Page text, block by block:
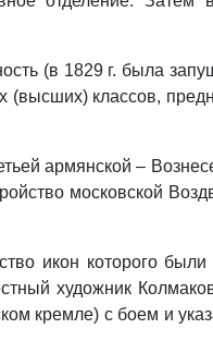
(в 1829 г. была
(высших) классов,
армянской –
московской
икон которого
художник
кремле) с боем и